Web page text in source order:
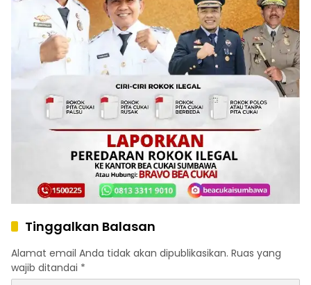
Tinggalkan Balasan
Alamat email Anda tidak akan dipublikasikan. Ruas yang
wajib ditandai *